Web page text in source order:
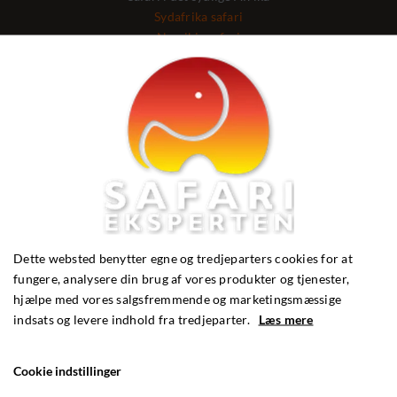
Sydafrika safari
Namibia safari
Botswana safari
Zimbabwe safari
Badeferie i Afrika
Zanzibar badeferie
Madagaskar badeferie
Mauritius badeferie
Seychellerne badeferie
Safari i Asien
Safari - guide
Hvorhen på safari
Dette websted benytter egne og tredjeparters cookies for at
fungere, analysere din brug af vores produkter og tjenester,
hjælpe med vores salgsfremmende og marketingsmæssige
indsats og levere indhold fra tredjeparter. Læs mere
Cookie indstillinger